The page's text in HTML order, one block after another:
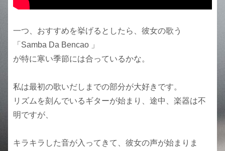
一つ、おすすめを挙げるとしたら、彼女の歌う
「Samba Da Bencao 」
が特に寒い季節には合っているかな。
私は最初の歌いだしまでの部分が大好きです。
リズムを刻んでいるギターが始まり、途中、楽器は不
明ですが、
キラキラした音が入ってきて、彼女の声が始まりま